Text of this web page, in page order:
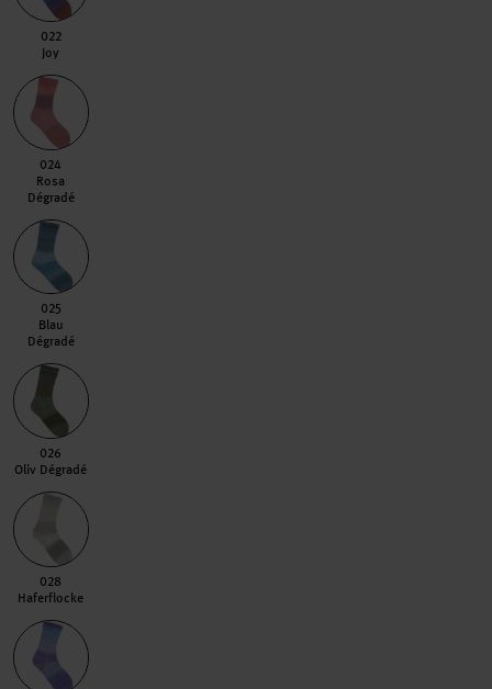
022 Joy
022
Joy
024 Rosa Dégradé
024
Rosa
Dégradé
025 Blau Dégradé
025
Blau
Dégradé
026 Oliv Dégradé
026
Oliv Dégradé
028 Haferflocke
028
Haferflocke